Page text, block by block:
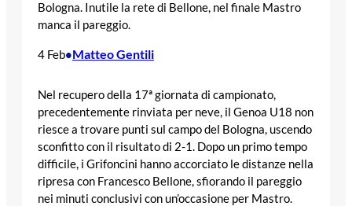
Bologna. Inutile la rete di Bellone, nel finale Mastro
manca il pareggio.
4 Feb•Matteo Gentili
Nel recupero della 17ª giornata di campionato,
precedentemente rinviata per neve, il Genoa U18 non
riesce a trovare punti sul campo del Bologna, uscendo
sconfitto con il risultato di 2-1. Dopo un primo tempo
difficile, i Grifoncini hanno accorciato le distanze nella
ripresa con Francesco Bellone, sfiorando il pareggio
nei minuti conclusivi con un’occasione per Mastro.